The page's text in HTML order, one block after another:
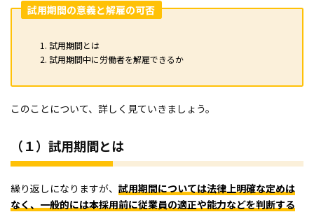
試用期間の意義と解雇の可否
試用期間とは
試用期間中に労働者を解雇できるか
このことについて、詳しく見ていきましょう。
（１）試用期間とは
繰り返しになりますが、 試用期間については法律上明確な定めは
なく、一般的には本採用前に従業員の適正や能力などを判断する